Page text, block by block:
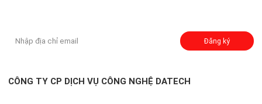
Đăng ký
CÔNG TY CP DỊCH VỤ CÔNG NGHỆ DATECH